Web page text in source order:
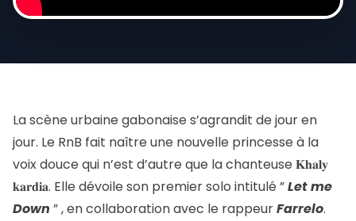
La scène urbaine gabonaise s’agrandit de jour en
jour. Le RnB fait naître une nouvelle princesse à la
voix douce qui n’est d’autre que la chanteuse 𝐊𝐡𝐚𝐥𝐲
𝐤𝐚𝐫𝐝𝐢𝐚. Elle dévoile son premier solo intitulé ”Let me
Down ” , en collaboration avec le rappeurFarrelo.